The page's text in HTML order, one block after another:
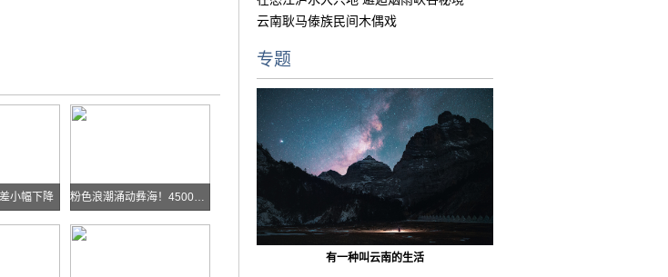
小幅下降 粉色浪潮涌动彝海！4500余名跑者乐跑楚雄喜迎火把节
云南耿马傣族民间木偶戏
专题
有一种叫云南的生活